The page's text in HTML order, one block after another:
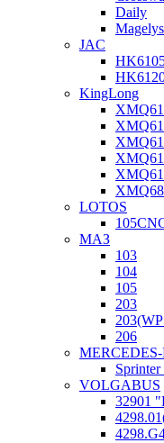
Daily
Magelys
JAC
KingLong
LOTOS
МАЗ
103
104
105
203
206
Sprinter
VOLGABUS
32901